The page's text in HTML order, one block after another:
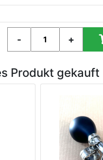
Produkt